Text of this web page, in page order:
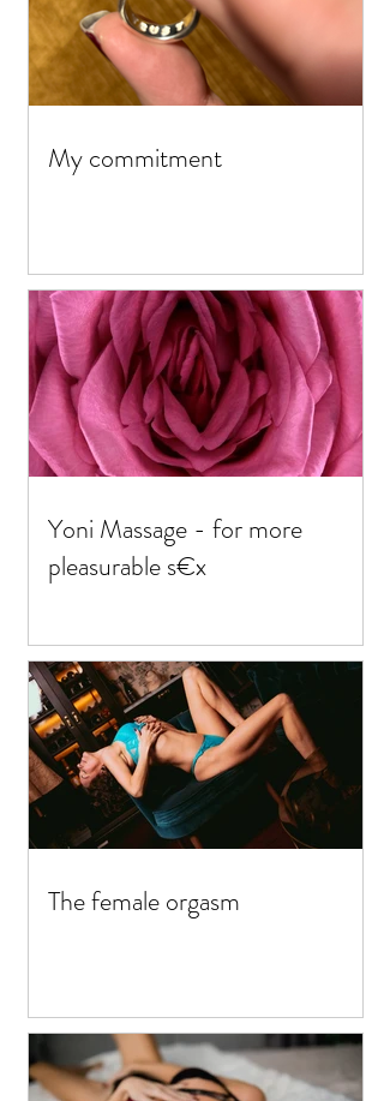
My commitment
Yoni Massage - for more
pleasurable s€x
The female orgasm